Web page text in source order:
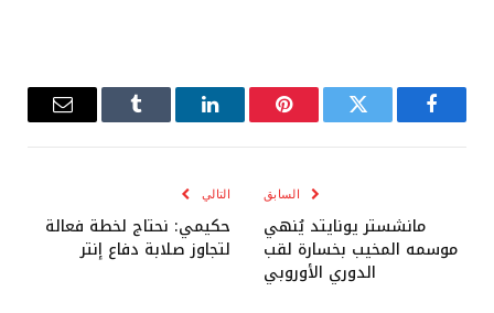
فيسبوك تويتر بينتيريستلينكدإن Tumblr
البريد
السابق
مانشستر يونايتد يُنهي
موسمه المخيب بخسارة لقب
الدوري الأوروبي
التالي
حكيمي: نحتاج لخطة فعالة
لتجاوز صلابة دفاع إنتر